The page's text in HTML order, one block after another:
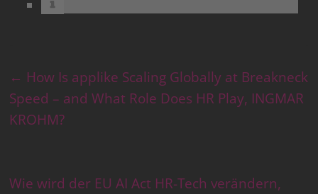
← How Is applike Scaling Globally at Breakneck
Speed – and What Role Does HR Play, INGMAR
KROHM?
Wie wird der EU AI Act HR-Tech verändern,